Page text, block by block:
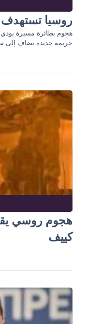
روسيا تستهدف
هجوم بطائرة مسيرة يودي
جريمة جديدة تضاف إلى
هجوم روسي
كييف